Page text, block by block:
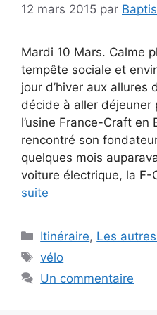
12 mars 2015 par
Mardi 10 Mars. Calme
tempête sociale et
jour d’hiver aux allures
décide à aller déjeuner
l’usine France-Craft en
rencontré son
quelques mois
voiture électrique, la F-
suite
Catégories
Itinéraire, Les
Étiquettes
vélo
Un commentaire